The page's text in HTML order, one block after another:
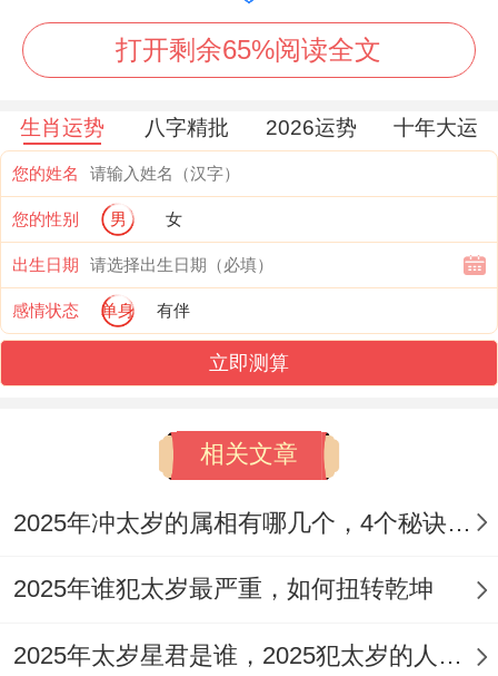
刻保持警惕，自省及时,解决潜在问题。
说真的，
（二）2025犯太岁生肖该化解之法
1:三思后行
犯太岁的几位生肖在2025年做随便一个事都
需三思后行。
保持冷静与理智的头脑是扭转乾坤的关键。
在面对困难与挑战时、不要急于求成或冲动
行事,而是要冷静研究形势并做出明智的决
要我说啊，
2:化岁煞
2025犯太岁的生肖、都属于岁煞临身,可以
打开剩余65%阅读全文
生肖运势 八字精批 2026运势 十年大运
您的姓名
您的性别 男 女
出生日期
感情状态 单身 有伴
立即测算
相关文章
2025年冲太岁的属相有哪几个，4个秘诀运转时来
2025年谁犯太岁最严重，如何扭转乾坤
2025年太岁星君是谁，2025犯太岁的人记住5点迎好运